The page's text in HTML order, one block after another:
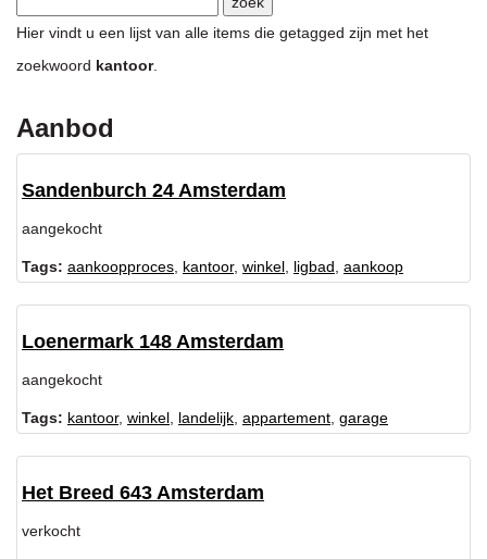
Hier vindt u een lijst van alle items die getagged zijn met het
zoekwoord kantoor.
Aanbod
Sandenburch 24 Amsterdam
aangekocht
Tags: aankoopproces kantoor, winkel ligbad aankoop
Loenermark 148 Amsterdam
aangekocht
Tags: kantoor, winkel landelijk appartement garage
Het Breed 643 Amsterdam
verkocht